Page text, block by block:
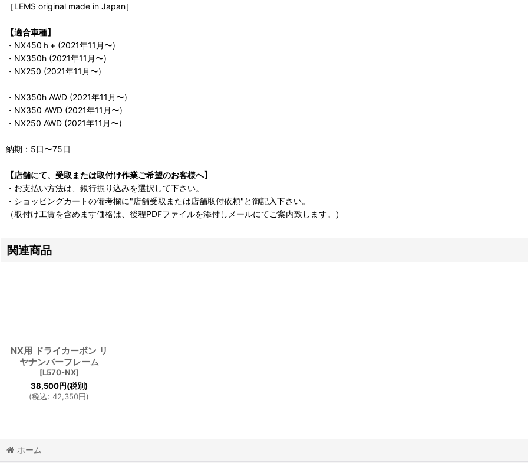
［LEMS original made in Japan］
【適合車種】
・NX450ｈ+ (2021年11月〜)
・NX350h (2021年11月〜)
・NX250 (2021年11月〜)
・NX350h AWD (2021年11月〜)
・NX350 AWD (2021年11月〜)
・NX250 AWD (2021年11月〜)
納期：5日〜75日
【店舗にて、受取または取付け作業ご希望のお客様へ】
・お支払い方法は、銀行振り込みを選択して下さい。
・ショッピングカートの備考欄に"店舗受取または店舗取付依頼"と御記入下さい。
（取付け工賃を含めます価格は、後程PDFファイルを添付しメールにてご案内致します。）
関連商品
NX用 ドライカーボン リ
ヤナンバーフレーム
[L570-NX]
38,500円(税別)
(税込: 42,350円)
ホーム